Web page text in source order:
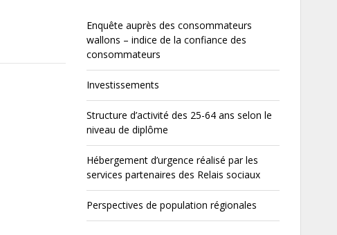
Enquête auprès des consommateurs
wallons – indice de la confiance des
consommateurs
Investissements
Structure d’activité des 25-64 ans selon le
niveau de diplôme
Hébergement d’urgence réalisé par les
services partenaires des Relais sociaux
Perspectives de population régionales